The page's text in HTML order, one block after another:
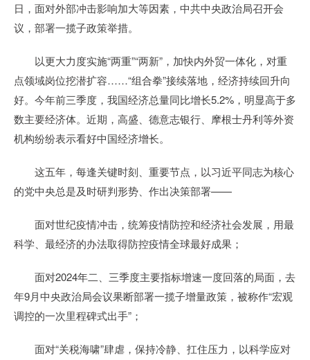
日，面对外部冲击影响加大等因素，中共中央政治局召开会
议，部署一揽子政策举措。
以更大力度实施“两重”“两新”，加快内外贸一体化，对重
点领域岗位挖潜扩容……“组合拳”接续落地，经济持续回升向
好。今年前三季度，我国经济总量同比增长5.2%，明显高于多
数主要经济体。近期，高盛、德意志银行、摩根士丹利等外资
机构纷纷表示看好中国经济增长。
这五年，每逢关键时刻、重要节点，以习近平同志为核心
的党中央总是及时研判形势、作出决策部署——
面对世纪疫情冲击，统筹疫情防控和经济社会发展，用最
科学、最经济的办法取得防控疫情全球最好成果；
面对2024年二、三季度主要指标增速一度回落的局面，去
年9月中央政治局会议果断部署一揽子增量政策，被称作“宏观
调控的一次里程碑式出手”；
面对“关税海啸”肆虐，保持冷静、扛住压力，以科学应对